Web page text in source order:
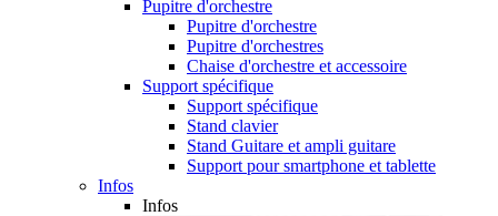
Pupitre d'orchestre
Pupitre d'orchestre
Pupitre d'orchestres
Chaise d'orchestre et accessoire
Support spécifique
Support spécifique
Stand clavier
Stand Guitare et ampli guitare
Support pour smartphone et tablette
Infos
Infos